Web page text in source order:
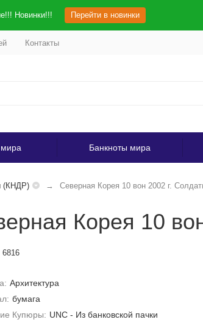
Новинки!!! Перейти в новинки
Контакты
Банкноты мира
(КНДР) Северная Корея 10 вон 2002 г.
Корея 10
6816
Архитектура
бумага
Купюры: UNC - Из банковской пачки